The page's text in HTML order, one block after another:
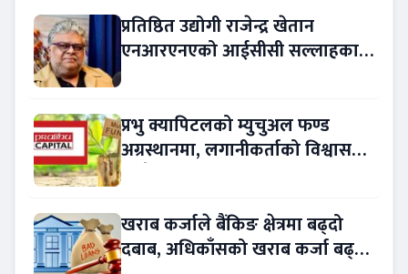
प्रतिष्ठित उद्योगी राजेन्द्र खेतान
एनआरएनएको आईसीसी सल्लाहकार
प्रभु क्यापिटलको म्युचुअल फण्ड
अग्रस्थानमा, लगानीकर्ताको विश्वास
खराब कर्जाले बैंकिङ क्षेत्रमा बढ्दो
दबाब, अधिकाँसको खराब कर्जा बढ्दो